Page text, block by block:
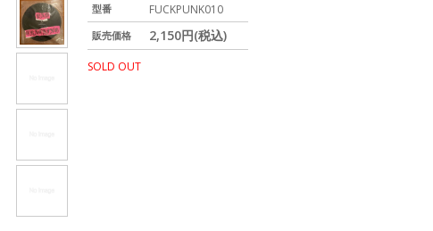
型番 FUCKPUNK010
販売価格 2,150円(税込)
SOLD OUT